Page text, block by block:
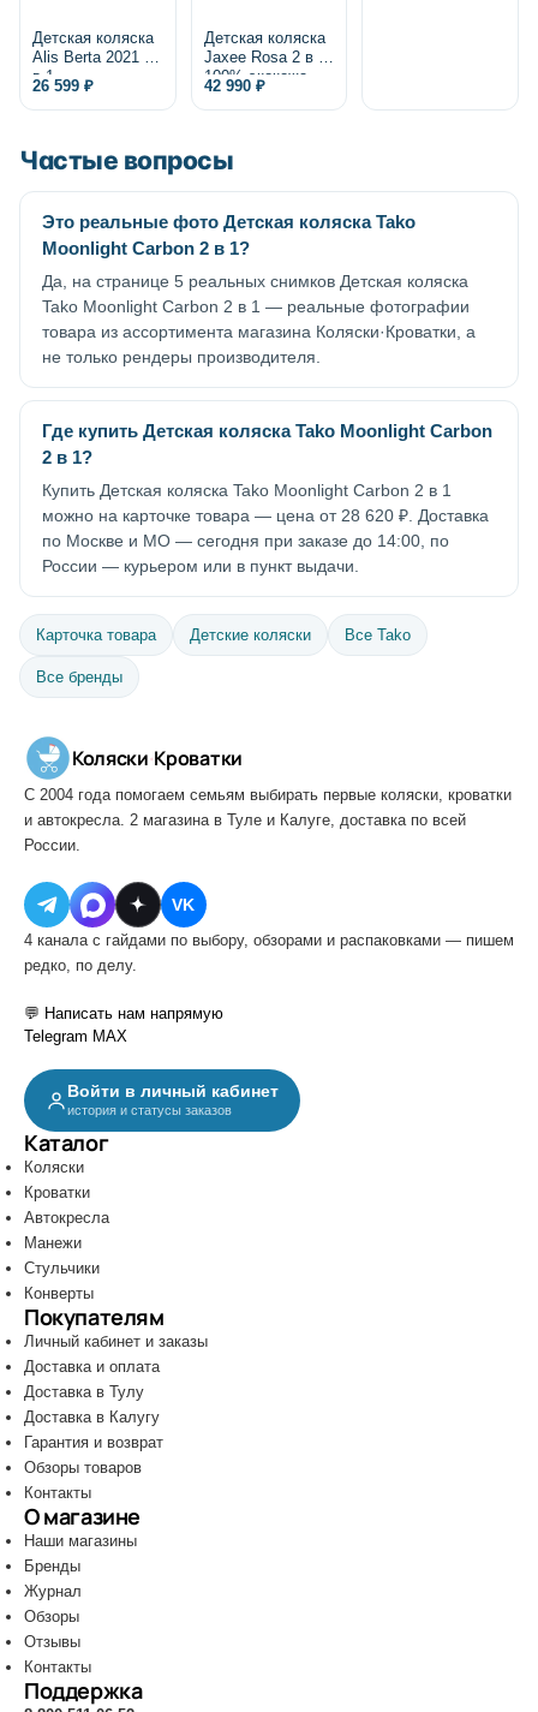
Детская коляска
Alis Berta 2021 2
в 1
26 599 ₽
Детская коляска
Jaxee Rosa 2 в 1,
100% экокожа
42 990 ₽
Частые вопросы
Это реальные фото Детская коляска Tako
Moonlight Carbon 2 в 1?
Да, на странице 5 реальных снимков Детская коляска
Tako Moonlight Carbon 2 в 1 — реальные фотографии
товара из ассортимента магазина Коляски·Кроватки, а
не только рендеры производителя.
Где купить Детская коляска Tako Moonlight Carbon
2 в 1?
Купить Детская коляска Tako Moonlight Carbon 2 в 1
можно на карточке товара — цена от 28 620 ₽. Доставка
по Москве и МО — сегодня при заказе до 14:00, по
России — курьером или в пункт выдачи.
Карточка товара Детские коляски Все Tako
Все бренды
Коляски·Кроватки
С 2004 года помогаем семьям выбирать первые коляски, кроватки
и автокресла. 2 магазина в Туле и Калуге, доставка по всей
России.
VK
4 канала с гайдами по выбору, обзорами и распаковками — пишем
редко, по делу.
💬 Написать нам напрямую
Telegram MAX
Войти в личный кабинет
история и статусы заказов
Каталог
Коляски
Кроватки
Автокресла
Манежи
Стульчики
Конверты
Покупателям
Личный кабинет и заказы
Доставка и оплата
Доставка в Тулу
Доставка в Калугу
Гарантия и возврат
Обзоры товаров
Контакты
О магазине
Наши магазины
Бренды
Журнал
Обзоры
Отзывы
Контакты
Поддержка